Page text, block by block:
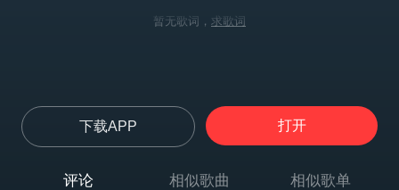
暂无歌词， 求歌词
下载APP 打开
评论 相似歌曲 相似歌单